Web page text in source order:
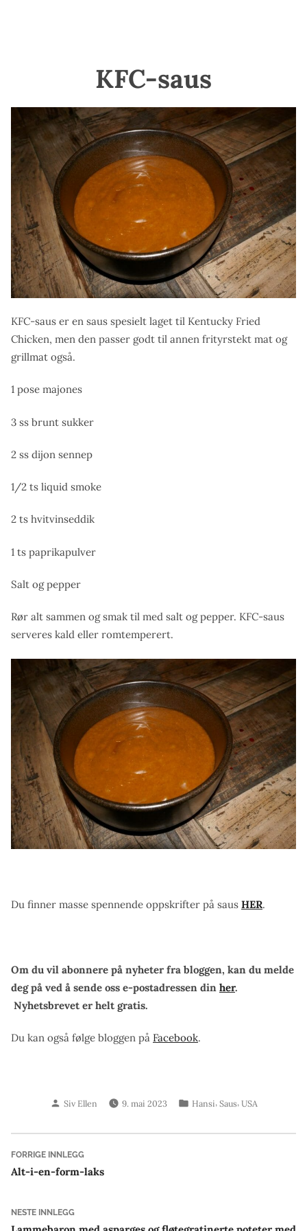
KFC-saus
KFC-saus er en saus spesielt laget til Kentucky Fried
Chicken, men den passer godt til annen frityrstekt mat og
grillmat også.
1 pose majones
3 ss brunt sukker
2 ss dijon sennep
1/2 ts liquid smoke
2 ts hvitvinseddik
1 ts paprikapulver
Salt og pepper
Rør alt sammen og smak til med salt og pepper. KFC-saus
serveres kald eller romtemperert.
Du finner masse spennende oppskrifter på saus HER.
Om du vil abonnere på nyheter fra bloggen, kan du melde
deg på ved å sende oss e-postadressen din her.
Nyhetsbrevet er helt gratis.
Du kan også følge bloggen på Facebook.
Skrevet
Siv Ellen 9. mai 2023
Publisert
Hansi, Saus, USA
Innleggsnavigasjon
FORRIGE INNLEGGForrige
innlegg:
Alt-i-en-form-laks
NESTE INNLEGGNeste